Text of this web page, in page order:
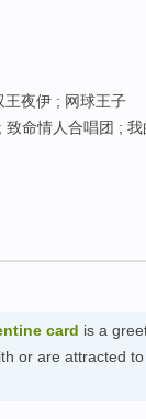
夜伊 ; 网球王子
致命情人合唱团 ;
card is a
or are attracted